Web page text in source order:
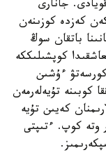
جانارى
كەزدە كوزىنەن
باتقان سوڭ
كوپشىلىككە
ءۇشىن
كوبىنە تۇيەلەرمەن
كەيىن تۇيە
وتە كوپ. ءتىپتى